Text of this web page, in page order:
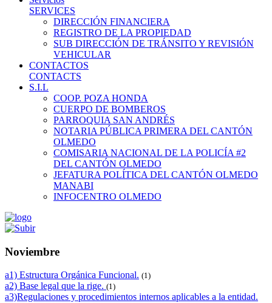
SERVICES
DIRECCIÓN FINANCIERA
REGISTRO DE LA PROPIEDAD
SUB DIRECCIÓN DE TRÁNSITO Y REVISIÓN
VEHICULAR
CONTACTOS
CONTACTS
S.I.L
COOP. POZA HONDA
CUERPO DE BOMBEROS
PARROQUIA SAN ANDRÉS
NOTARIA PÚBLICA PRIMERA DEL CANTÓN
OLMEDO
COMISARIA NACIONAL DE LA POLICÍA #2
DEL CANTÓN OLMEDO
JEFATURA POLÍTICA DEL CANTÓN OLMEDO
MANABI
INFOCENTRO OLMEDO
Noviembre
a1) Estructura Orgánica Funcional. (1)
a2) Base legal que la rige. (1)
a3)Regulaciones y procedimientos internos aplicables a la entidad.